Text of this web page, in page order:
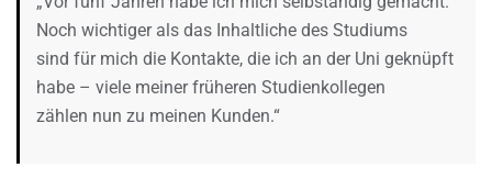
Noch wichtiger als das Inhaltliche des Studiums
sind für mich die Kontakte, die ich an der Uni geknüpft
habe – viele meiner früheren Studienkollegen
zählen nun zu meinen Kunden.“